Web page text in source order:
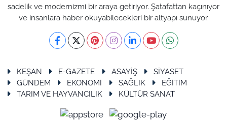
sadelik ve modernizmi bir araya getiriyor. Şatafattan kaçınıyor
ve insanlara haber okuyabilecekleri bir altyapı sunuyor.
KEŞAN E-GAZETE ASAYİŞ
SİYASET
GÜNDEM
EKONOMİ SAĞLIK
EĞİTİM
TARIM VE HAYVANCILIK
KÜLTÜR SANAT